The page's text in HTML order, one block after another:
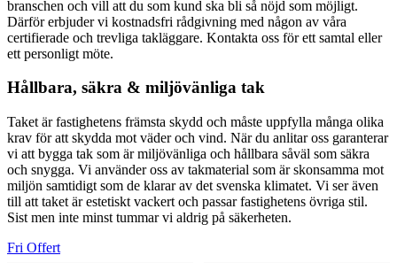
branschen och vill att du som kund ska bli så nöjd som möjligt.
Därför erbjuder vi kostnadsfri rådgivning med någon av våra
certifierade och trevliga takläggare. Kontakta oss för ett samtal eller
ett personligt möte.
Hållbara, säkra & miljövänliga tak
Taket är fastighetens främsta skydd och måste uppfylla många olika
krav för att skydda mot väder och vind. När du anlitar oss garanterar
vi att bygga tak som är miljövänliga och hållbara såväl som säkra
och snygga. Vi använder oss av takmaterial som är skonsamma mot
miljön samtidigt som de klarar av det svenska klimatet. Vi ser även
till att taket är estetiskt vackert och passar fastighetens övriga stil.
Sist men inte minst tummar vi aldrig på säkerheten.
Fri Offert